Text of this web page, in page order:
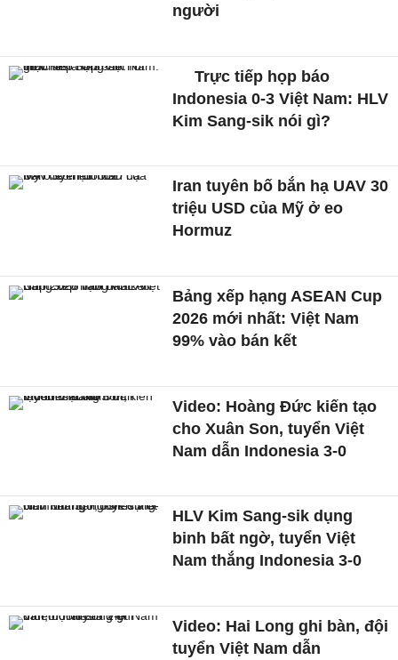
người
Trực tiếp họp báo
Indonesia 0-3 Việt Nam: HLV
Kim Sang-sik nói gì?
Iran tuyên bố bắn hạ UAV 30
triệu USD của Mỹ ở eo
Hormuz
Bảng xếp hạng ASEAN Cup
2026 mới nhất: Việt Nam
99% vào bán kết
Video: Hoàng Đức kiến tạo
cho Xuân Son, tuyển Việt
Nam dẫn Indonesia 3-0
HLV Kim Sang-sik dụng
binh bất ngờ, tuyển Việt
Nam thắng Indonesia 3-0
Video: Hai Long ghi bàn, đội
tuyển Việt Nam dẫn